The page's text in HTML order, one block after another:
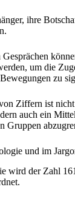
ihre
um die
zu
Ziffern ist
auch ein
Gruppen
und im
wird der Zahl